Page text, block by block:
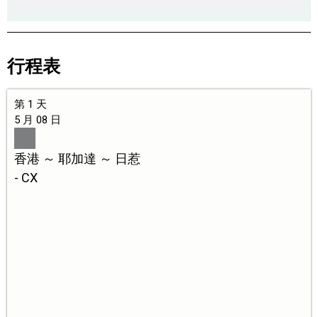
行程表
第 1 天
5 月 08 日
香港 ～ 耶加達 ～ 日惹
- CX